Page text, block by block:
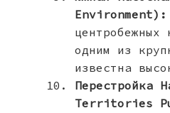
Environment):
центробежных
одним из
известна
Перестройка
Territories